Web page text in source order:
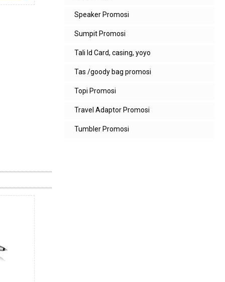
Speaker Promosi
Sumpit Promosi
Tali Id Card, casing, yoyo
Tas /goody bag promosi
Topi Promosi
Travel Adaptor Promosi
Tumbler Promosi